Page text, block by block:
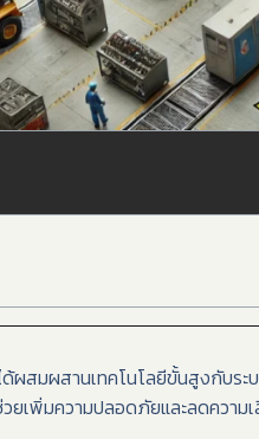
สมผสานเทคโนโลยีขั้นสูงกับร
เพิ่มความปลอดภัยและลดความ